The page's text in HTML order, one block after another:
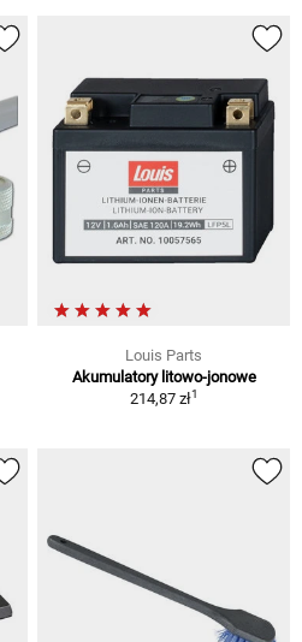
Louis Parts
Akumulatory litowo-jonowe
214,87 zł1